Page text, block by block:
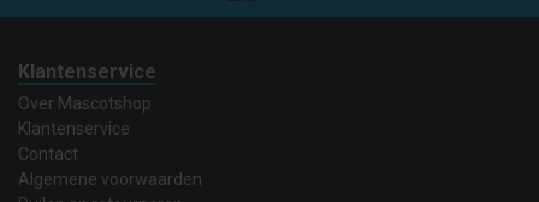
Klantenservice
Over Mascotshop
Klantenservice
Contact
Algemene voorwaarden